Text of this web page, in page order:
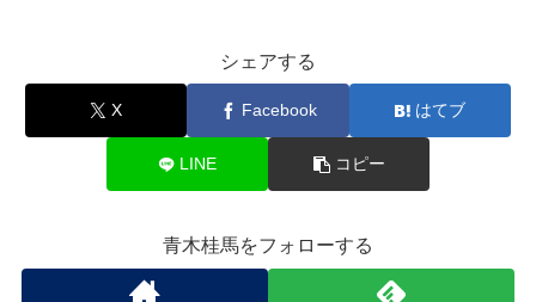
シェアする
X Facebook はてブ
LINE コピー
青木桂馬をフォローする